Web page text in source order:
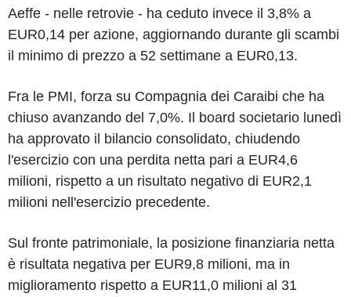
Aeffe - nelle retrovie - ha ceduto invece il 3,8% a
EUR0,14 per azione, aggiornando durante gli scambi
il minimo di prezzo a 52 settimane a EUR0,13.
Fra le PMI, forza su Compagnia dei Caraibi che ha
chiuso avanzando del 7,0%. Il board societario lunedì
ha approvato il bilancio consolidato, chiudendo
l'esercizio con una perdita netta pari a EUR4,6
milioni, rispetto a un risultato negativo di EUR2,1
milioni nell'esercizio precedente.
Sul fronte patrimoniale, la posizione finanziaria netta
è risultata negativa per EUR9,8 milioni, ma in
miglioramento rispetto a EUR11,0 milioni al 31